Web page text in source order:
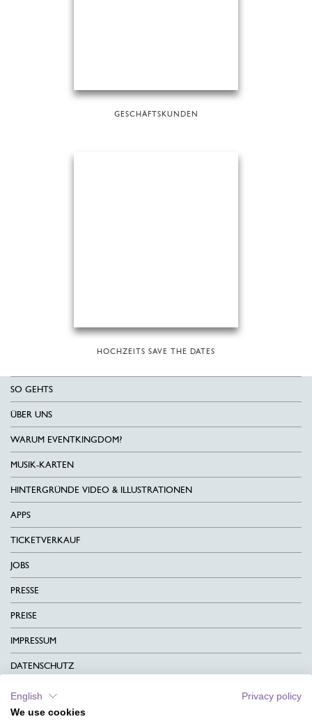
GESCHÄFTSKUNDEN
HOCHZEITS SAVE THE DATES
SO GEHTS
ÜBER UNS
WARUM EVENTKINGDOM?
MUSIK-KARTEN
HINTERGRÜNDE VIDEO & ILLUSTRATIONEN
APPS
TICKETVERKAUF
JOBS
PRESSE
PREISE
IMPRESSUM
DATENSCHUTZ
KONTAKT
AGB
English
Privacy policy
We use cookies